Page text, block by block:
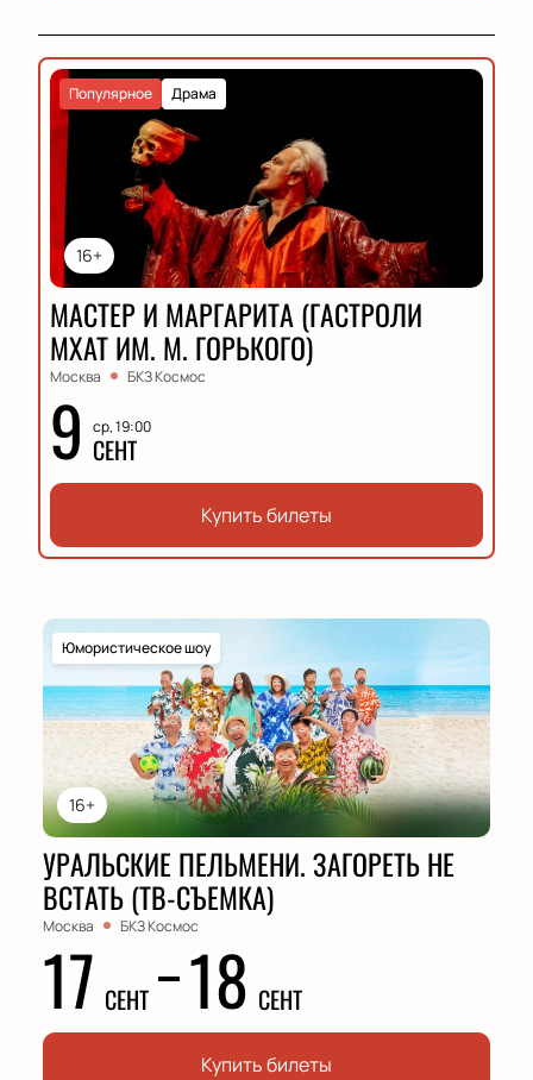
16+
Драма
Популярное
МАСТЕР И МАРГАРИТА (ГАСТРОЛИ
МХАТ ИМ. М. ГОРЬКОГО)
Москва БКЗ Космос
9 ср, 19:00
СЕНТ
Купить билеты
16+
Юмористическое шоу
УРАЛЬСКИЕ ПЕЛЬМЕНИ. ЗАГОРЕТЬ НЕ
ВСТАТЬ (ТВ-СЪЕМКА)
Москва БКЗ Космос
17 СЕНТ 18 СЕНТ
Купить билеты